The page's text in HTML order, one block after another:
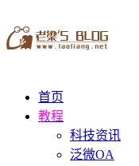
首页
教程
科技资讯
泛微OA